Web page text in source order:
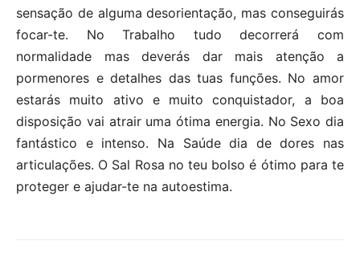
sensação de alguma desorientação, mas conseguirás
focar-te. No Trabalho tudo decorrerá com
normalidade mas deverás dar mais atenção a
pormenores e detalhes das tuas funções. No amor
estarás muito ativo e muito conquistador, a boa
disposição vai atrair uma ótima energia. No Sexo dia
fantástico e intenso. Na Saúde dia de dores nas
articulações. O Sal Rosa no teu bolso é ótimo para te
proteger e ajudar-te na autoestima.